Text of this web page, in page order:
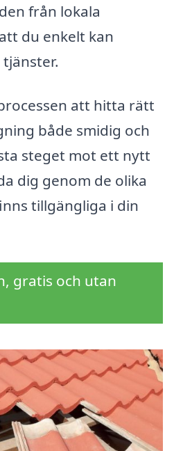
från lokala
du enkelt kan
att hitta rätt
både smidig och
steget mot ett nytt
dig genom de olika
tillgängliga i din
gratis och utan